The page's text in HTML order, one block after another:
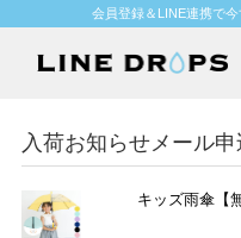
会員登録＆LINE連携で
入荷お知らせメール申
キッズ雨傘【